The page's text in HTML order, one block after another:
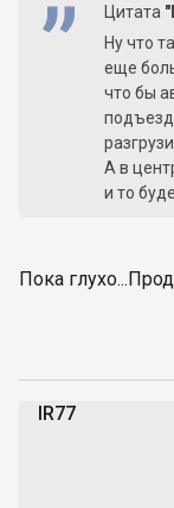
Цитата
Ну что
еще
что бы
подъезд
А в
и то
Пока
IR77